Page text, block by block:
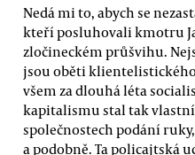
Nedá mi to, abych se
kteří posluhovali kmotru
zločineckém průšvihu.
jsou oběti
všem za dlouhá léta
kapitalismu stal tak
společnostech podání
a podobně. Ta policajtská